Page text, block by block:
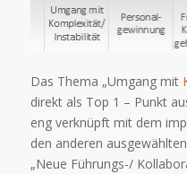
Das Thema „Umgang mit
direkt als Top 1 – Punkt
eng verknüpft mit dem
den anderen
„Neue Führungs-/